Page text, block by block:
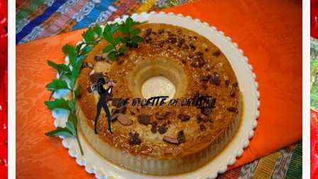
Ricetta del crème caramel alle castagne